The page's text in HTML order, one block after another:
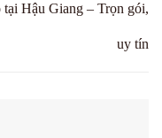
tại Hậu Giang – Trọn gói,
uy tín